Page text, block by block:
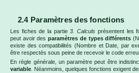
2.4 Paramètres des fonctions
Les fiches de la partie3. Calculs présentent les
peut avoir desparamètres de types différents
existe des compatibilités (Nombre et Date, par
être respectés sous peine de recevoir le code
En règle générale, un paramètre peut être
variable . Néanmoins, quelques fonctions exigent